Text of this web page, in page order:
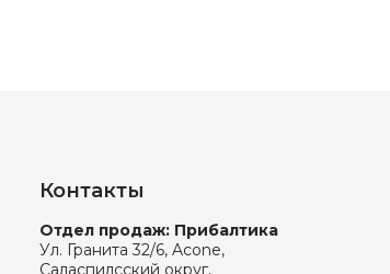
Контакты
Отдел продаж: Прибалтика
Ул. Гранита 32/6, Acone,
Саласпилсский округ,